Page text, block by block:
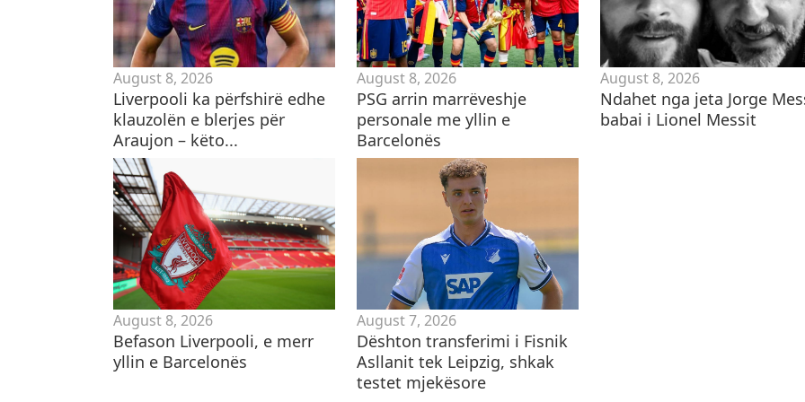
August 8, 2026
Liverpooli ka përfshirë edhe
klauzolën e blerjes për
Araujon – këto...
August 8, 2026
PSG arrin marrëveshje
personale me yllin e
Barcelonës
August 8, 2026
Ndahet nga jeta Jorge
babai i Lionel Messit
August 8, 2026
Befason Liverpooli, e merr
yllin e Barcelonës
August 7, 2026
Dështon transferimi i Fisnik
Asllanit tek Leipzig, shkak
testet mjekësore